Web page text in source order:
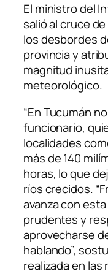
El ministro del
salió al cruce
los desbordes
provincia y
magnitud
meteorológico.
“En Tucumán
funcionario,
localidades
más de 140
horas, lo que
ríos crecidos.
avanza con
prudentes y
aprovecharse
hablando”,
realizada en las